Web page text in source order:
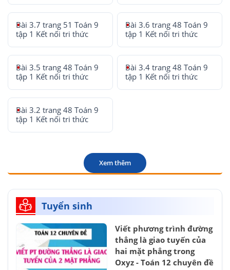
Bài 3.7 trang 51 Toán 9
tập 1 Kết nối tri thức
Bài 3.6 trang 48 Toán 9
tập 1 Kết nối tri thức
Bài 3.5 trang 48 Toán 9
tập 1 Kết nối tri thức
Bài 3.4 trang 48 Toán 9
tập 1 Kết nối tri thức
Bài 3.2 trang 48 Toán 9
tập 1 Kết nối tri thức
Xem thêm
Tuyển sinh
Viết phương trình đường
thẳng là giao tuyến của
hai mặt phẳng trong
Oxyz - Toán 12 chuyên đề